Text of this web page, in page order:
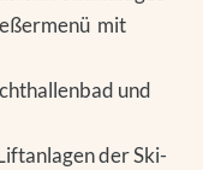
mit
und
der Ski-